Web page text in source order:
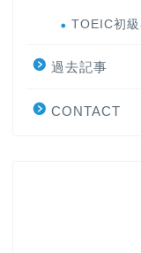
TOEIC初
過去記事
CONTACT